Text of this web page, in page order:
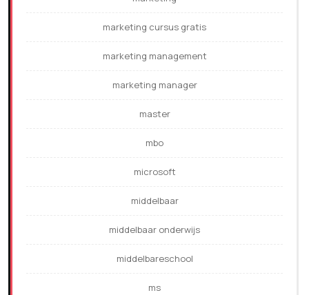
marketing cursus gratis
marketing management
marketing manager
master
mbo
microsoft
middelbaar
middelbaar onderwijs
middelbareschool
ms